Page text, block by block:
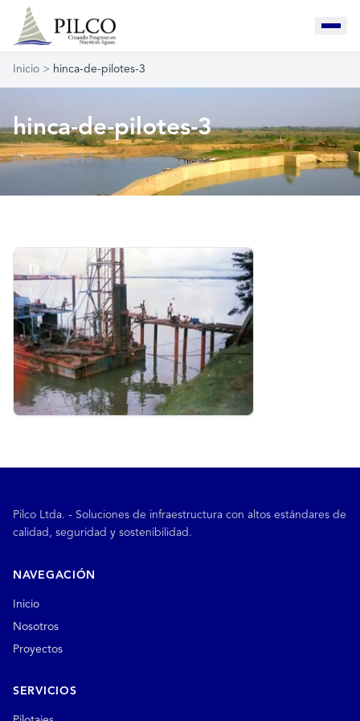
Inicio > hinca-de-pilotes-3
hinca-de-pilotes-3
6 marzo, 2013
Pilco Ltda. - Soluciones de infraestructura con altos estándares de
calidad, seguridad y sostenibilidad.
NAVEGACIÓN
Inicio
Nosotros
Proyectos
SERVICIOS